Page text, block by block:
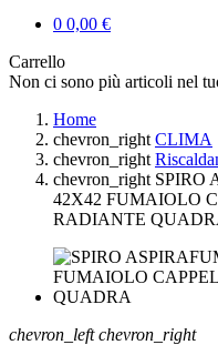
0 0,00 €
Carrello
Non ci sono più articoli nel
Home
chevron_right CLIMA
chevron_right
chevron_right SPIRO
42X42 FUMAIOLO
RADIANTE
chevron_left chevron_right